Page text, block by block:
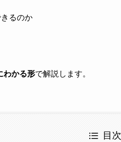
るのか
わかる形で解説します。
目次